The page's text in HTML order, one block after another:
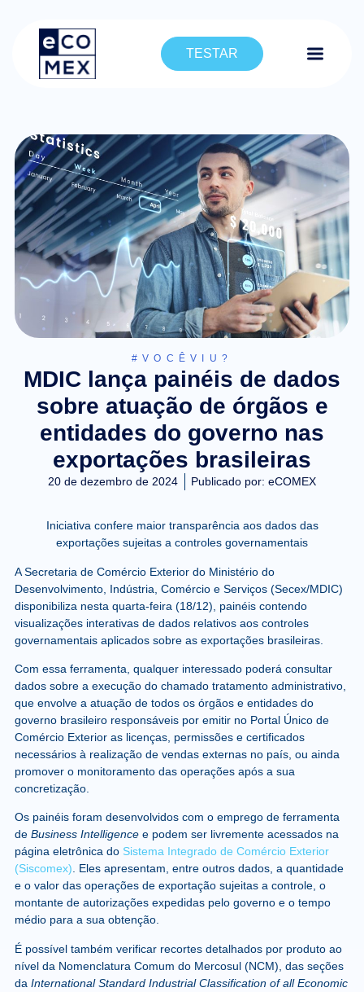
TESTAR
#VOCÊVIU?
MDIC lança painéis de dados
sobre atuação de órgãos e
entidades do governo nas
exportações brasileiras
20 de dezembro de 2024 Publicado por: eCOMEX
Iniciativa confere maior transparência aos dados das
exportações sujeitas a controles governamentais
A Secretaria de Comércio Exterior do Ministério do
Desenvolvimento, Indústria, Comércio e Serviços (Secex/MDIC)
disponibiliza nesta quarta-feira (18/12), painéis contendo
visualizações interativas de dados relativos aos controles
governamentais aplicados sobre as exportações brasileiras.
Com essa ferramenta, qualquer interessado poderá consultar
dados sobre a execução do chamado tratamento administrativo,
que envolve a atuação de todos os órgãos e entidades do
governo brasileiro responsáveis por emitir no Portal Único de
Comércio Exterior as licenças, permissões e certificados
necessários à realização de vendas externas no país, ou ainda
promover o monitoramento das operações após a sua
concretização.
Os painéis foram desenvolvidos com o emprego de ferramenta
de Business Intelligencee podem ser livremente acessados na
página eletrônica do Sistema Integrado de Comércio Exterior
(Siscomex). Eles apresentam, entre outros dados, a quantidade
e o valor das operações de exportação sujeitas a controle, o
montante de autorizações expedidas pelo governo e o tempo
médio para a sua obtenção.
É possível também verificar recortes detalhados por produto ao
nível da Nomenclatura Comum do Mercosul (NCM), das seções
da International Standard Industrial Classification of all Economic